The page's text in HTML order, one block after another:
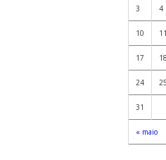
« maio
3 4
10 11
17 18
24 25
31